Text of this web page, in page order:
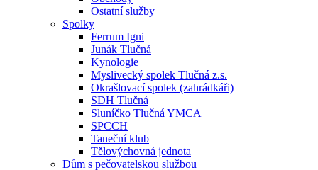
Ostatní služby
Spolky
Ferrum Igni
Junák Tlučná
Kynologie
Myslivecký spolek Tlučná z.s.
Okrašlovací spolek (zahrádkáři)
SDH Tlučná
Sluníčko Tlučná YMCA
SPCCH
Taneční klub
Tělovýchovná jednota
Dům s pečovatelskou službou